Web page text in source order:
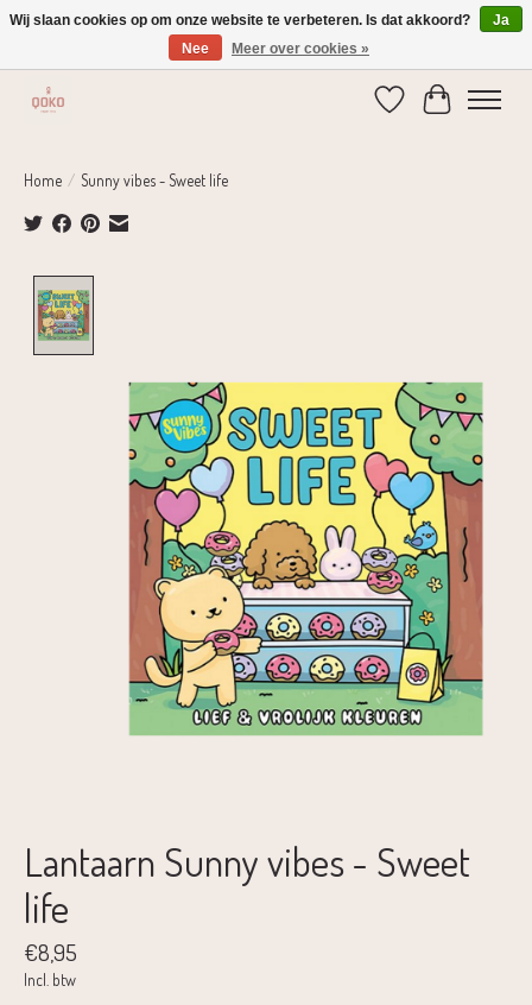
Verzending 1-2 dagen | Gratis verzending vanaf € 75,-
Verlanglijst
Home / Sunny vibes - Sweet life
Lantaarn Sunny vibes - Sweet
life
€8,95
Incl. btw
Wij slaan cookies op om onze website te verbeteren. Is dat akkoord?
Ja
Nee
Meer over cookies »